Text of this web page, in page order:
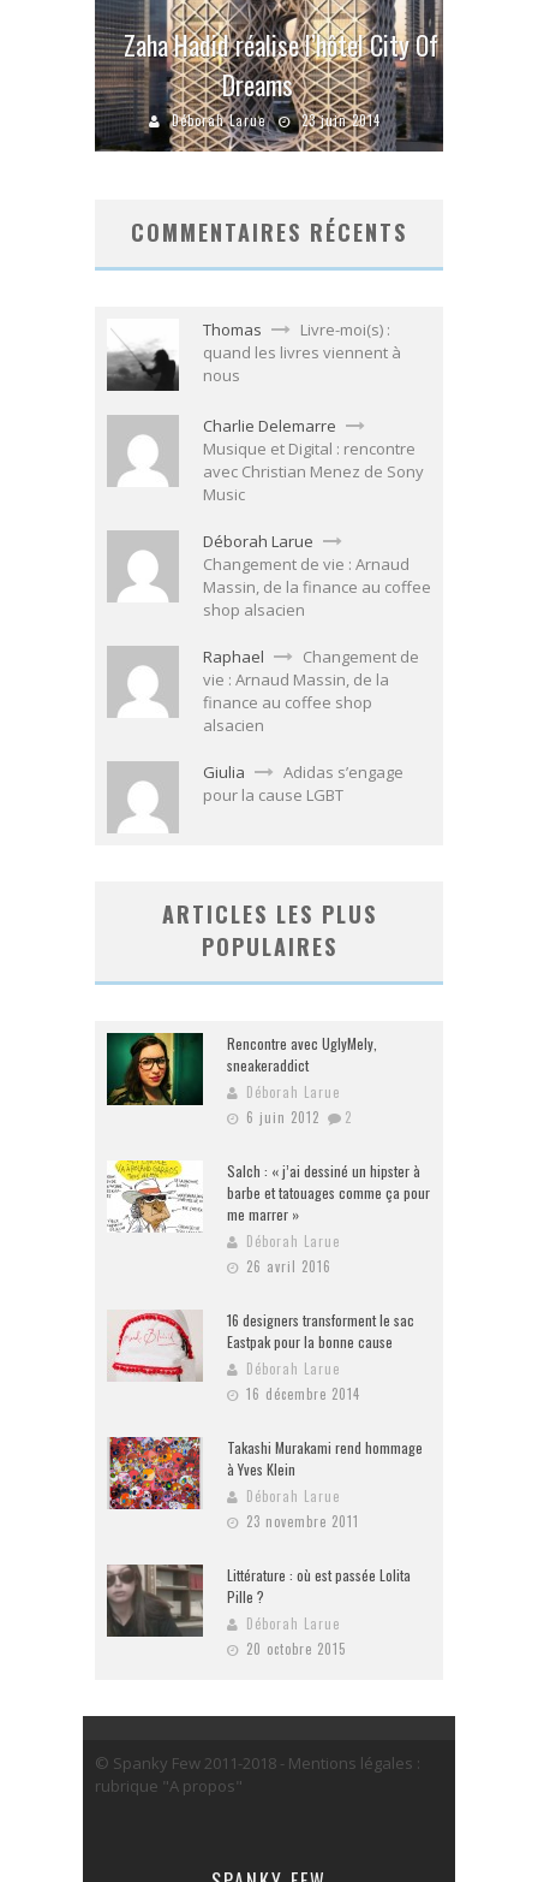
Zaha Hadid réalise l’hôtel City Of
Dreams
Déborah Larue 23 juin 2014
COMMENTAIRES RÉCENTS
Thomas
Livre-moi(s) :
quand les livres viennent à
nous
Charlie Delemarre
Musique et Digital : rencontre
avec Christian Menez de Sony
Music
Déborah Larue
Changement de vie : Arnaud
Massin, de la finance au coffee
shop alsacien
Raphael
Changement de
vie : Arnaud Massin, de la
finance au coffee shop
alsacien
Giulia
Adidas s’engage
pour la cause LGBT
ARTICLES LES PLUS
POPULAIRES
Rencontre avec UglyMely,
sneakeraddict
Déborah Larue
6 juin 2012
2
Salch : « j’ai dessiné un hipster à
barbe et tatouages comme ça pour
me marrer »
Déborah Larue
26 avril 2016
16 designers transforment le sac
Eastpak pour la bonne cause
Déborah Larue
16 décembre 2014
Takashi Murakami rend hommage
à Yves Klein
Déborah Larue
23 novembre 2011
Littérature : où est passée Lolita
Pille ?
Déborah Larue
20 octobre 2015
© Spanky Few 2011-2018 - Mentions légales :
rubrique "A propos"